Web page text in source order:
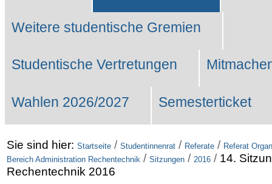
Weitere studentische Gremien
Studentische Vertretungen
Wahlen 2026/2027 Semesterticket
Sie sind hier: Startseite / Studentinnenrat / Referate / Referat
Bereich Administration Rechentechnik / Sitzungen / 2016 / 14.
Rechentechnik 2016